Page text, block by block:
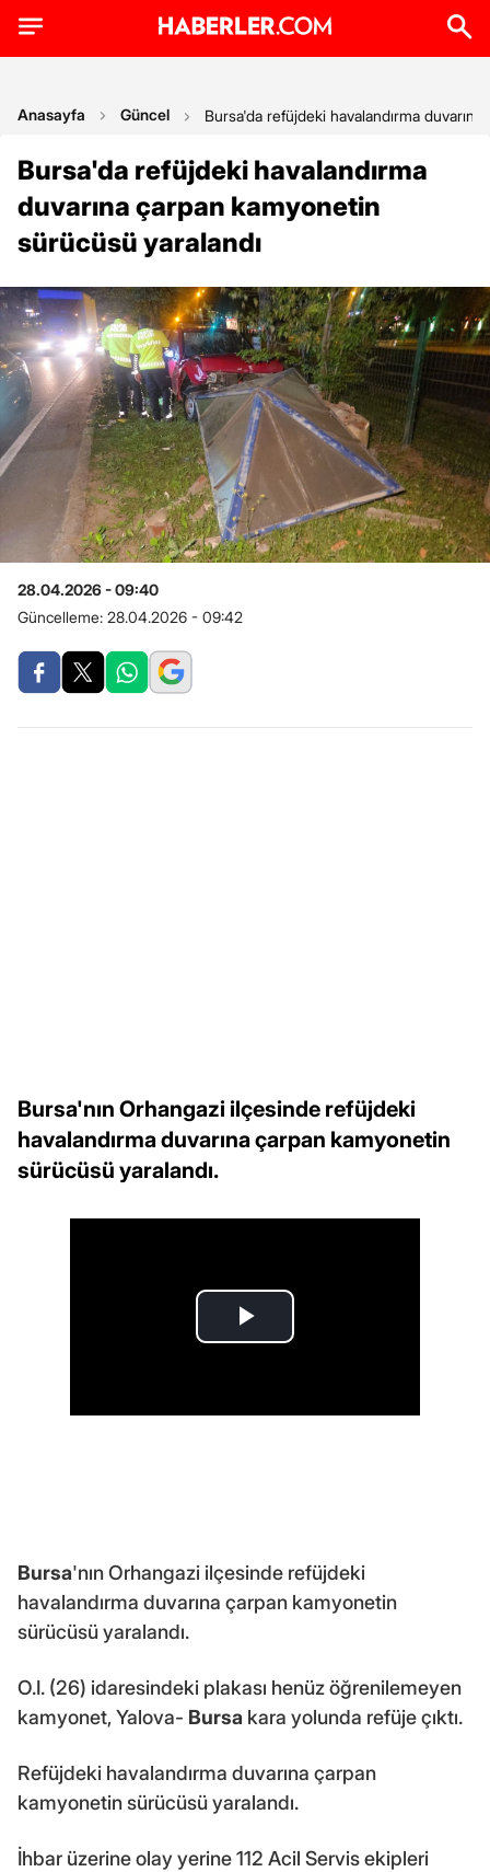
Anasayfa Güncel Bursa'da refüjdeki havalandırma
Bursa'da refüjdeki havalandırma
duvarına çarpan kamyonetin
sürücüsü yaralandı
28.04.2026 - 09:40
Güncelleme: 28.04.2026 - 09:42
Bursa'nın Orhangazi ilçesinde refüjdeki
havalandırma duvarına çarpan kamyonetin
sürücüsü yaralandı.
Bursa'nın Orhangazi ilçesinde refüjdeki
havalandırma duvarına çarpan kamyonetin
sürücüsü yaralandı.
O.I. (26) idaresindeki plakası henüz öğrenilemeyen
kamyonet, Yalova- Bursa kara yolunda refüje çıktı.
Refüjdeki havalandırma duvarına çarpan
kamyonetin sürücüsü yaralandı.
İhbar üzerine olay yerine 112 Acil Servis ekipleri